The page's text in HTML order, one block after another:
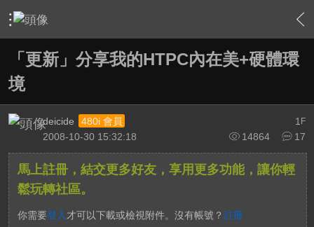
› 家庭劇院 › 我的家庭劇院 › 內容
「更新」分享我的HTPC內在美+硬體環
境
1 F
deicide
480i 會員
14864
17
2008-10-30 15:32:18
馬上註冊，結交更多好友，享用更多功能，讓你輕
鬆玩轉社區。
你需要登入 才可以下載或檢視附件。沒有帳號？ 註冊